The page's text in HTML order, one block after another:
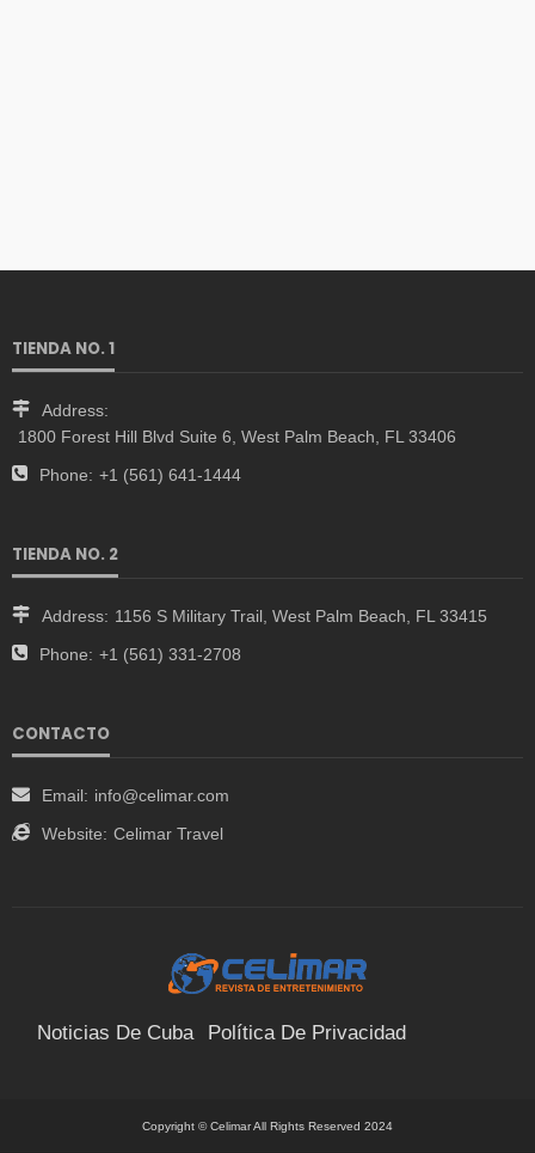
TIENDA NO. 1
Address:
1800 Forest Hill Blvd Suite 6, West Palm Beach, FL 33406
Phone: +1 (561) 641-1444
TIENDA NO. 2
Address: 1156 S Military Trail, West Palm Beach, FL 33415
Phone: +1 (561) 331-2708
CONTACTO
Email: info@celimar.com
Website: Celimar Travel
Noticias De Cuba Política De Privacidad
Copyright © Celimar All Rights Reserved 2024